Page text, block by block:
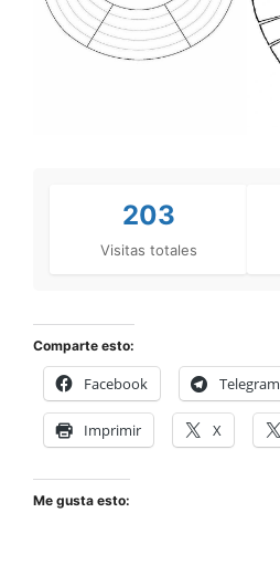
203
Visitas totales
Comparte esto:
Facebook Telegram
Imprimir X
Me gusta esto: